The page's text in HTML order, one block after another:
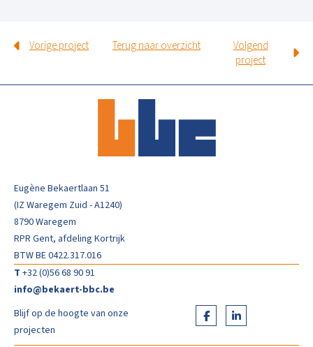
Vorige project Terug naar overzicht
Volgend
project
Eugène Bekaertlaan 51
(IZ Waregem Zuid - A1240)
8790 Waregem
RPR Gent, afdeling Kortrijk
BTW BE 0422.317.016
T +32 (0)56 68 90 91
info@bekaert-bbc.be
Blijf op de hoogte van onze
projecten